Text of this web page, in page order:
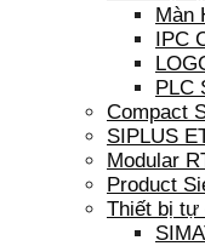
Màn
IPC
PLC
Compact
SIPLUS
Modular
Product
Thiết bị tự